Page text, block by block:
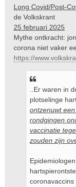
r
i
c
h
t
Long Covid/Post-
de Volkskrant
25 februari 2025
Mythe ontkracht:
corona niet vaker
https://
..Er waren in
plotselinge
ontzenuwt
rondgingen
vaccinatie
zouden zijn
coronavaccins